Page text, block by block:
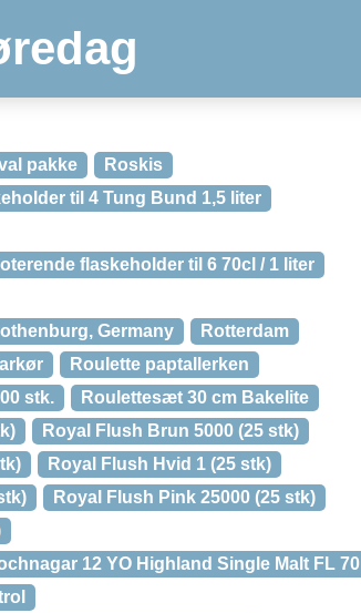
pakke
Roskis
til 4 Tung Bund 1,5 liter
flaskeholder til 6 70cl / 1 liter
Germany
Rotterdam
Roulette paptallerken
stk.
Roulettesæt 30 cm Bakelite
Royal Flush Brun 5000 (25 stk)
Royal Flush Hvid 1 (25 stk)
Royal Flush Pink 25000 (25 stk)
12 YO Highland Single Malt FL 70